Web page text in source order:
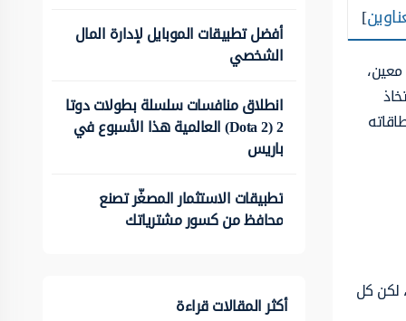
]
لكن كل
أفضل تطبيقات الموبايل لإدارة المال
الشخصي
انطلاق منافسات سلسلة بطولات دوتا
2 (Dota 2) العالمية هذا الأسبوع في
باريس
تطبيقات الاستثمار المصغّر تصنع
محافظ من كسور مشترياتك
أكثر المقالات قراءة